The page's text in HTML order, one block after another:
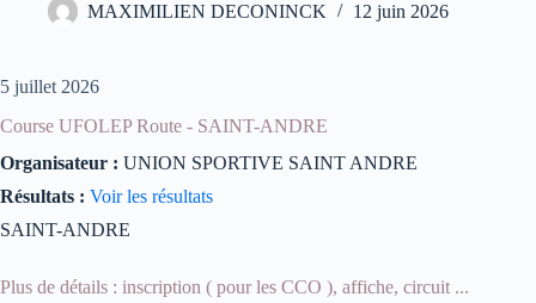
MAXIMILIEN DECONINCK 12 juin 2026
5 juillet 2026
Course UFOLEP Route - SAINT-ANDRE
Organisateur : UNION SPORTIVE SAINT ANDRE
Résultats : Voir les résultats
SAINT-ANDRE
Plus de détails : inscription ( pour les CCO ), affiche, circuit ...